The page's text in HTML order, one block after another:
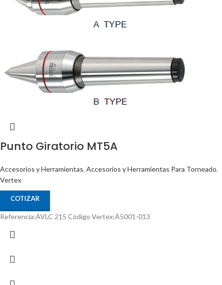
Punto Giratorio MT5A
Accesorios y Herramientas, Accesorios y Herramientas Para Torneado,
Vertex
COTIZAR
Referencia:ÁVLC 215 Código Vertex:Á5001-013